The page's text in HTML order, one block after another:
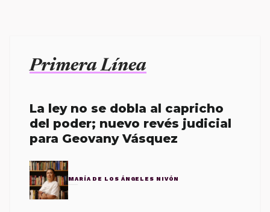
Primera Línea
La ley no se dobla al capricho
del poder; nuevo revés judicial
para Geovany Vásquez
MARÍA DE LOS ÁNGELES NIVÓN